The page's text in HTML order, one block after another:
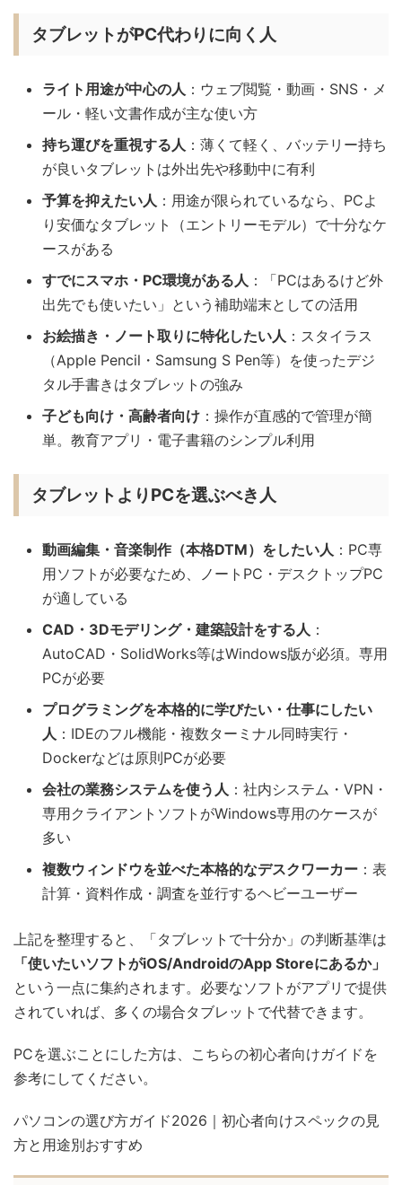
タブレットがPC代わりに向く人
ライト用途が中心の人 ：ウェブ閲覧・動画・SNS・メ
ール・軽い文書作成が主な使い方
持ち運びを重視する人 ：薄くて軽く、バッテリー持ち
が良いタブレットは外出先や移動中に有利
予算を抑えたい人 ：用途が限られているなら、PCよ
り安価なタブレット（エントリーモデル）で十分なケ
ースがある
すでにスマホ・PC環境がある人 ：「PCはあるけど外
出先でも使いたい」という補助端末としての活用
お絵描き・ノート取りに特化したい人 ：スタイラス
（Apple Pencil・Samsung S Pen等）を使ったデジ
タル手書きはタブレットの強み
子ども向け・高齢者向け ：操作が直感的で管理が簡
単。教育アプリ・電子書籍のシンプル利用
タブレットよりPCを選ぶべき人
動画編集・音楽制作（本格DTM）をしたい人 ：PC専
用ソフトが必要なため、ノートPC・デスクトップPC
が適している
CAD・3Dモデリング・建築設計をする人 ：
AutoCAD・SolidWorks等はWindows版が必須。専用
PCが必要
プログラミングを本格的に学びたい・仕事にしたい
人 ：IDEのフル機能・複数ターミナル同時実行・
Dockerなどは原則PCが必要
会社の業務システムを使う人 ：社内システム・VPN・
専用クライアントソフトがWindows専用のケースが
多い
複数ウィンドウを並べた本格的なデスクワーカー ：表
計算・資料作成・調査を並行するヘビーユーザー
上記を整理すると、「タブレットで十分か」の判断基準は
「使いたいソフトがiOS/AndroidのApp Storeにあるか」
という一点に集約されます。必要なソフトがアプリで提供
されていれば、多くの場合タブレットで代替できます。
PCを選ぶことにした方は、こちらの初心者向けガイドを
参考にしてください。
パソコンの選び方ガイド2026｜初心者向けスペックの見
方と用途別おすすめ